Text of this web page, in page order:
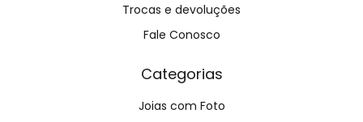
Trocas e devoluções
Fale Conosco
Categorias
Joias com Foto